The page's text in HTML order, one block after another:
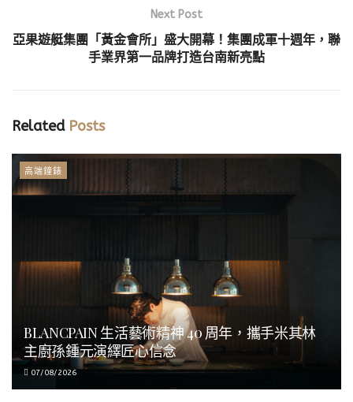
Next Post
亞果遊艇集團「黃金會所」盛大開幕！集團成軍十週年，聯
手業界第一品牌打造台南新亮點
RelatedPosts
高端鐘錶
BLANCPAIN 生活藝術精神 40 周年，攜手米其林
主廚孫鍾元演繹匠心信念
07/08/2026